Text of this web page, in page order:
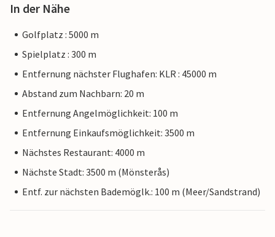
In der Nähe
Golfplatz : 5000 m
Spielplatz : 300 m
Entfernung nächster Flughafen: KLR : 45000 m
Abstand zum Nachbarn: 20 m
Entfernung Angelmöglichkeit: 100 m
Entfernung Einkaufsmöglichkeit: 3500 m
Nächstes Restaurant: 4000 m
Nächste Stadt: 3500 m (Mönsterås)
Entf. zur nächsten Bademöglk.: 100 m (Meer/Sandstrand)